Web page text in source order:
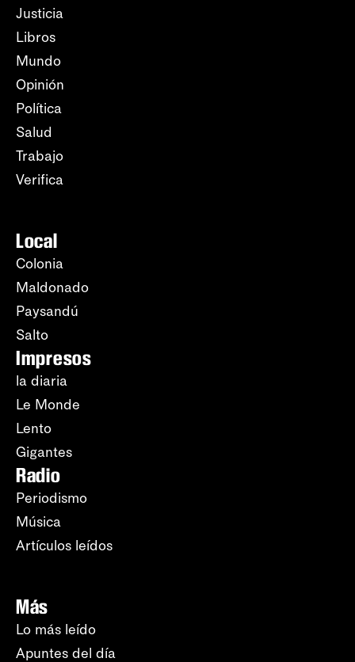
Justicia
Libros
Mundo
Opinión
Política
Salud
Trabajo
Verifica
Local
Colonia
Maldonado
Paysandú
Salto
Impresos
la diaria
Le Monde
Lento
Gigantes
Radio
Periodismo
Música
Artículos leídos
Más
Lo más leído
Apuntes del día